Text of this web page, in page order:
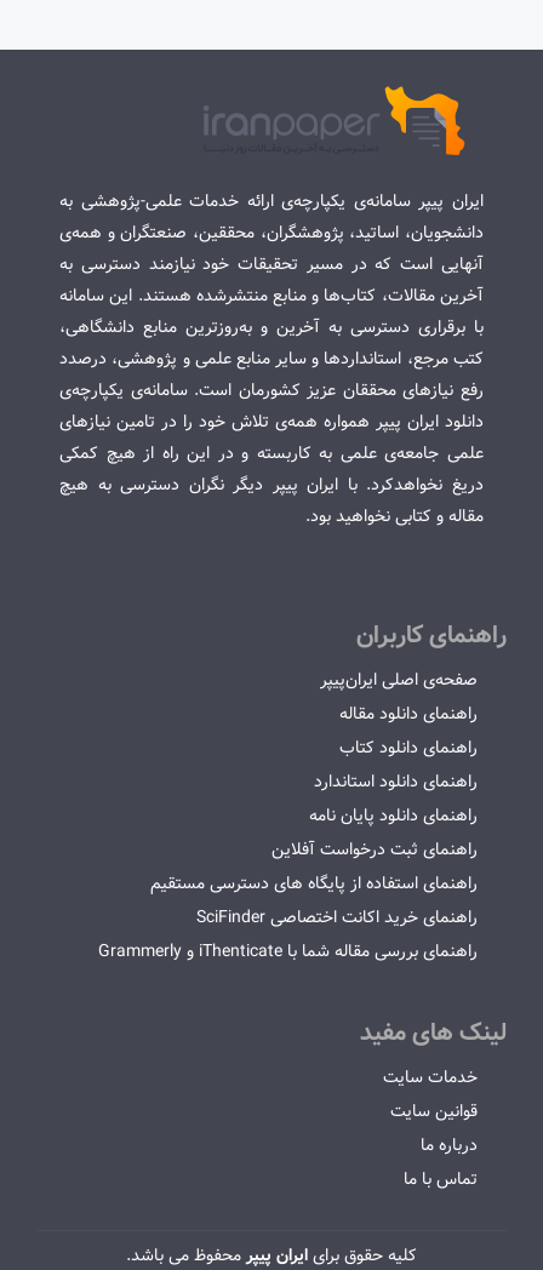
ایران پیپر سامانه‌ی یکپارچه‌ی ارائه خدمات علمی-پژوهشی به
دانشجویان، اساتید، پژوهشگران، محققین، صنعتگران و همه‌ی
آنهایی است که در مسیر تحقیقات خود نیازمند دسترسی به
آخرین مقالات، کتاب‌ها و منابع منتشرشده هستند. این سامانه
با برقراری دسترسی به آخرین و به‌روزترین منابع دانشگاهی،
کتب مرجع، استانداردها و سایر منابع علمی و پژوهشی، درصدد
رفع نیازهای محققان عزیز کشورمان است. سامانه‌ی یکپارچه‌ی
دانلود ایران پیپر همواره همه‌ی تلاش خود را در تامین نیازهای
علمی جامعه‌ی علمی به کاربسته و در این راه از هیچ کمکی
دریغ نخواهدکرد. با ایران پیپر دیگر نگران دسترسی به هیچ
مقاله و کتابی نخواهید بود.
راهنمای کاربران
صفحه‌ی اصلی ایران‌پیپر
راهنمای دانلود مقاله
راهنمای دانلود کتاب
راهنمای دانلود استاندارد
راهنمای دانلود پایان نامه
راهنمای ثبت درخواست آفلاین
راهنمای استفاده از پایگاه های دسترسی مستقیم
راهنمای خرید اکانت اختصاصی SciFinder
راهنمای بررسی مقاله شما با iThenticate و Grammerly
لینک های مفید
خدمات سایت
قوانین سایت
درباره ما
تماس با ما
کلیه حقوق برایایران پیپرمحفوظ می باشد.